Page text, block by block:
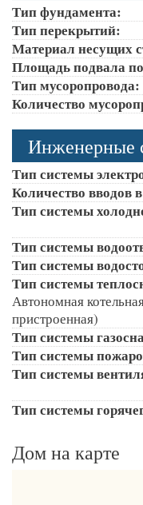
Тип фундамента:
Тип перекрытий:
Материал несущих
Площадь подвала
Тип мусоропровода:
Количество
Инженерные
Тип системы
Количество вводов
Тип системы
Тип системы
Тип системы
Тип системы
Автономная
пристроенная)
Тип системы
Тип системы
Тип системы
Тип системы
Дом на карте